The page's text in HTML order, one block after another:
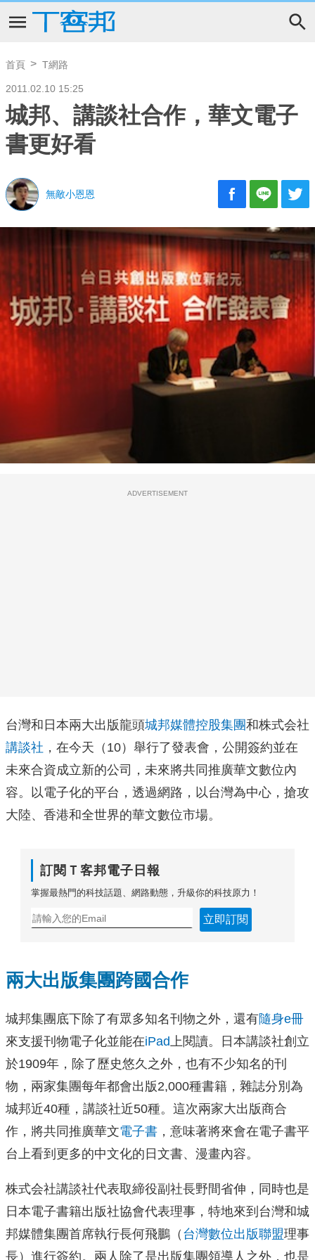
首頁 T網路
2011.02.10 15:25
城邦、講談社合作，華文電子
書更好看
無敵小恩恩
ADVERTISEMENT
台灣和日本兩大出版龍頭城邦媒體控股集團和株式会社
講談社 ，在今天（10）舉行了發表會，公開簽約並在
未來合資成立新的公司，未來將共同推廣華文數位內
容。以電子化的平台，透過網路，以台灣為中心，搶攻
大陸、香港和全世界的華文數位市場。
訂閱Ｔ客邦電子日報
掌握最熱門的科技話題、網路動態，升級你的科技原力！
立即訂閱
兩大出版集團跨國合作
城邦集團底下除了有眾多知名刊物之外，還有隨身e冊
來支援刊物電子化並能在iPad上閱讀。日本講談社創立
於1909年，除了歷史悠久之外，也有不少知名的刊
物，兩家集團每年都會出版2,000種書籍，雜誌分別為
城邦近40種，講談社近50種。這次兩家大出版商合
作，將共同推廣華文電子書 ，意味著將來會在電子書平
台上看到更多的中文化的日文書、漫畫內容。
株式会社講談社代表取締役副社長野間省伸，同時也是
日本電子書籍出版社協會代表理事，特地來到台灣和城
邦媒體集團首席執行長何飛鵬（ 台灣數位出版聯盟理事
長）進行簽約。兩人除了是出版集團領導人之外，也是